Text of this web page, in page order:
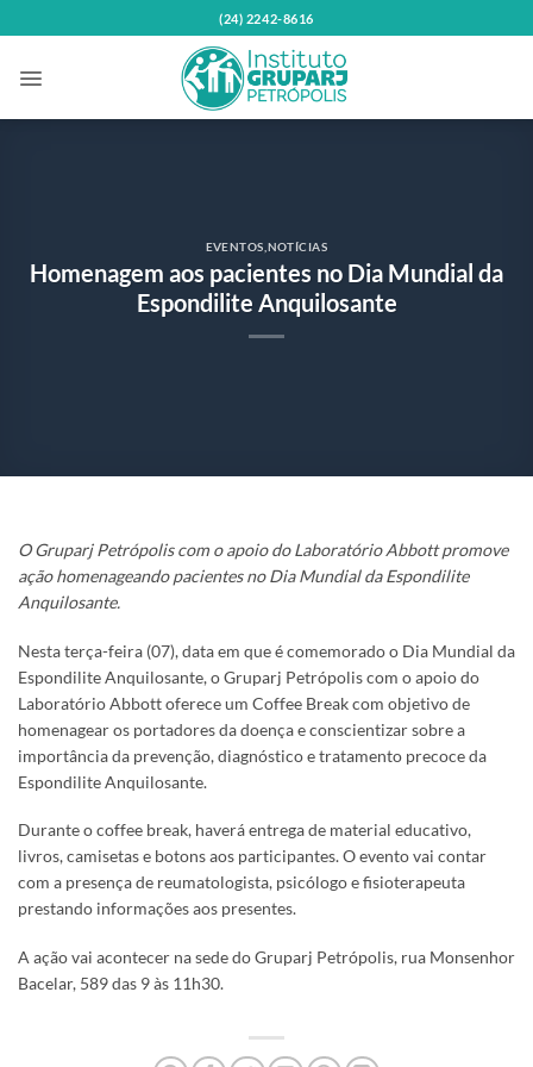
to
(24) 2242-8616
EVENTOS NOTÍCIAS
Homenagem aos pacientes no Dia Mundial da
Espondilite Anquilosante
O Gruparj Petrópolis com o apoio do Laboratório Abbott promove
ação homenageando pacientes no Dia Mundial da Espondilite
Anquilosante.
Nesta terça-feira (07), data em que é comemorado o Dia Mundial da
Espondilite Anquilosante, o Gruparj Petrópolis com o apoio do
Laboratório Abbott oferece um Coffee Break com objetivo de
homenagear os portadores da doença e conscientizar sobre a
importância da prevenção, diagnóstico e tratamento precoce da
Espondilite Anquilosante.
Durante o coffee break, haverá entrega de material educativo,
livros, camisetas e botons aos participantes. O evento vai contar
com a presença de reumatologista, psicólogo e fisioterapeuta
prestando informações aos presentes.
A ação vai acontecer na sede do Gruparj Petrópolis, rua Monsenhor
Bacelar, 589 das 9 às 11h30.